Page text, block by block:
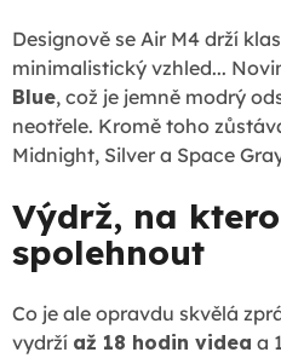
Designově se Air M4 drží
minimalistický vzhled...
Blue, což je jemně modrý
neotřele. Kromě toho
Midnight, Silver a Space
Výdrž, na
spolehnout
Co je ale opravdu skvělá
vydrží až 18 hodin videa a